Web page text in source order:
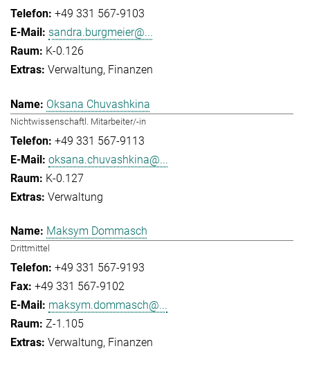
+49 331 567-9103
sandra.burgmeier@...
K-0.126
Verwaltung Finanzen
Oksana Chuvashkina
Nichtwissenschaftl. Mitarbeiter/-in
+49 331 567-9113
oksana.chuvashkina@...
K-0.127
Verwaltung
Maksym Dommasch
Drittmittel
+49 331 567-9193
+49 331 567-9102
maksym.dommasch@...
Z-1.105
Verwaltung Finanzen